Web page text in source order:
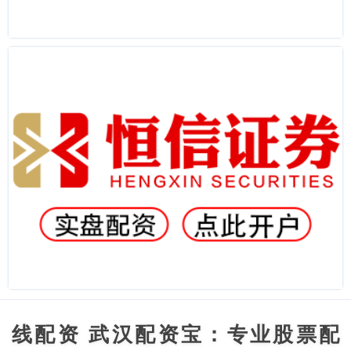
线配资 武汉配资宝：专业股票配